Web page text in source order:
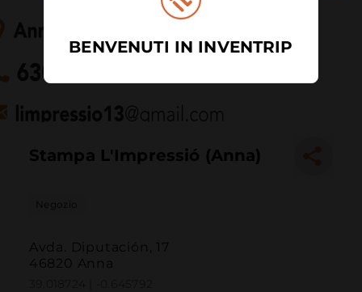
Stampa L'Impressió (Anna)
Negozio
Avda. Diputación, 17
46820 Anna
BENVENUTI IN INVENTRIP